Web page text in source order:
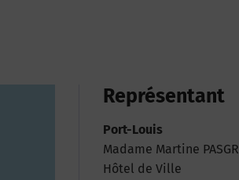
Représentant
Port-Louis
Madame Martine
Hôtel de Ville